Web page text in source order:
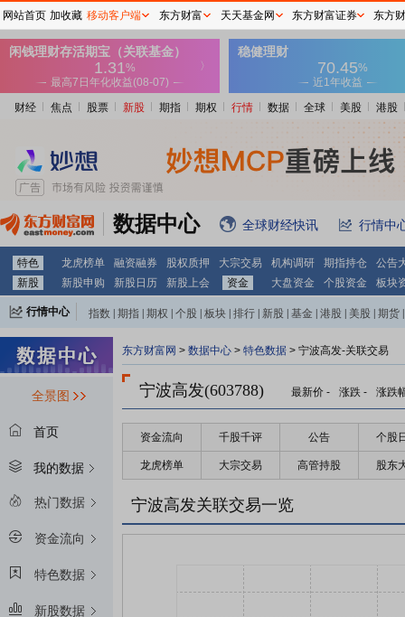
财经 焦点 股票 新股 期指 期权 行情 数据 全球 美股 港股
数据中心 全球财经快讯 行情中
特色 龙虎榜单 融资融券 股权质押 大宗交易 机构调研 期指持仓
公告
新股
新股申购 新股日历 新股上会 资金 大盘资金 个股资金 板块
行情中心 指数 期指 期权 个股 板块 排行 新股 基金 港股 美股 期货
全景图
首页
我的数据
热门数据
资金流向
特色数据
新股数据
东方财富网 > 数据中心 > 特色数据 > 宁波高发-关联交易
宁波高发(603788) 最新价 - 涨跌 - 涨跌
资金流向 千股千评 公告 个股
龙虎榜单 大宗交易 高管持股 股东
宁波高发关联交易一览
网站首页 加收藏 移动客户端 东方财富 天天基金网 东方财富证券 东方